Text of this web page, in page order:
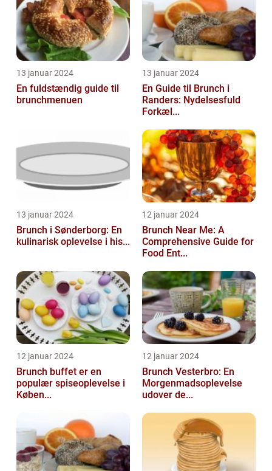
13 januar 2024
En fuldstændig guide til
brunchmenuen
13 januar 2024
En Guide til Brunch i
Randers: Nydelsesfuld
Forkæl...
13 januar 2024
Brunch i Sønderborg: En
kulinarisk oplevelse i his...
12 januar 2024
Brunch Near Me: A
Comprehensive Guide for
Food Ent...
12 januar 2024
Brunch buffet er en
populær spiseoplevelse i
Køben...
12 januar 2024
Brunch Vesterbro: En
Morgenmadsoplevelse
udover de...